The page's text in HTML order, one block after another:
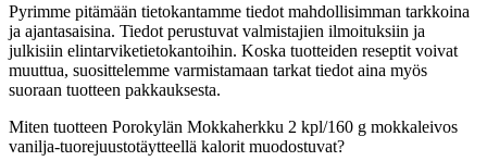
Pyrimme pitämään tietokantamme tiedot mahdollisimman tarkkoina
ja ajantasaisina. Tiedot perustuvat valmistajien ilmoituksiin ja
julkisiin elintarviketietokantoihin. Koska tuotteiden reseptit voivat
muuttua, suosittelemme varmistamaan tarkat tiedot aina myös
suoraan tuotteen pakkauksesta.
Miten tuotteen Porokylän Mokkaherkku 2 kpl/160 g mokkaleivos
vanilja-tuorejuustotäytteellä kalorit muodostuvat?